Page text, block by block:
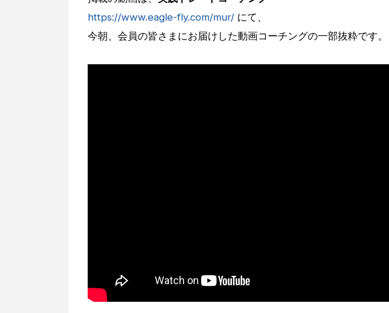
https://www.eagle-fly.com/mur/ にて、
今朝、会員の皆さまにお届けした動画コーチングの一部抜粋です。